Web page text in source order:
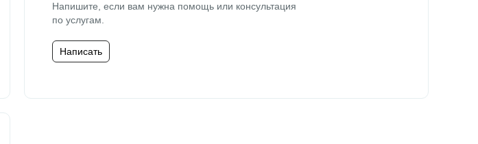
Напишите, если вам нужна помощь или консультация
по услугам.
Написать